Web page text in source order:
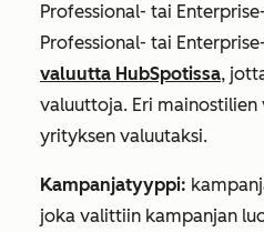
Professional- tai
Professional- tai
valuutta HubSpotissa,
valuuttoja. Eri
yrityksen valuutaksi.
Kampanjatyyppi:
joka valittiin kampanjan